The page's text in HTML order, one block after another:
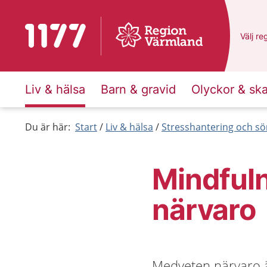
Till startsidan för 1177 Du
Välj
Liv & hälsa Barn & gravid Olyckor &
Du är här: Start Liv & hälsa Stresshantering och
närvaro